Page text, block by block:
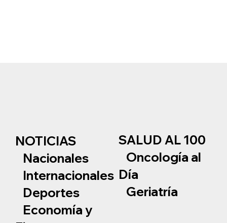
NOTICIAS
Nacionales
Internacionales
Deportes
Economía y
SALUD AL 100
Oncología al
Día
Geriatría